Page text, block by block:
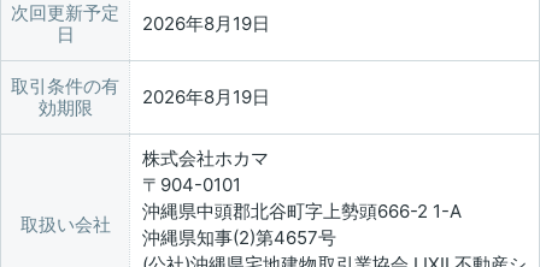
次回更新予定
日
2026年8月19日
取引条件の有
効期限
2026年8月19日
取扱い会社
株式会社ホカマ
〒904-0101
沖縄県中頭郡北谷町字上勢頭666-2 1-A
沖縄県知事(2)第4657号